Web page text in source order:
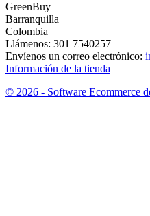
GreenBuy
Barranquilla
Colombia
Llámenos: 301 7540257
Envíenos un correo electrónico:
Información de la tienda
© 2026 - Software Ecommerce